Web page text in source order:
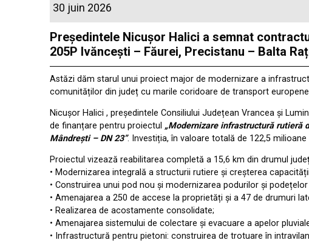
30 juin 2026
Președintele Nicușor Halici a semnat
205P Ivăncești – Făurei, Precistanu – Balta
Astăzi dăm starul unui proiect major de modernizare a
comunităților din județ cu marile coridoare de transport
Nicușor Halici , președintele Consiliului Județean Vrancea și
de finanțare pentru proiectul „Modernizare infrastructură rutieră
Mândrești – DN 23”. Investiția, în valoare totală de 122,5
Proiectul vizează reabilitarea completă a 15,6 km din drumul
• Modernizarea integrală a structurii rutiere și creșterea
• Construirea unui pod nou și modernizarea podurilor și
• Amenajarea a 250 de accese la proprietăți și a 47 de drumuri
• Realizarea de acostamente consolidate;
• Amenajarea sistemului de colectare și evacuare a apelor
• Infrastructură pentru pietoni: construirea de trotuare în